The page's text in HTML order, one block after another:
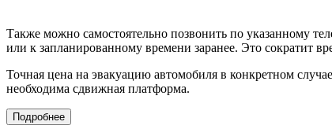
Также можно самостоятельно позвонить по указанному
или к запланированному времени заранее. Это сократит
Точная цена на эвакуацию автомобиля в конкретном
необходима сдвижная платформа.
Подробнее